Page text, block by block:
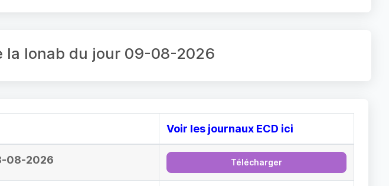
la lonab du jour 09-08-2026
Voir les journaux ECD ici
08-2026 Télécharger